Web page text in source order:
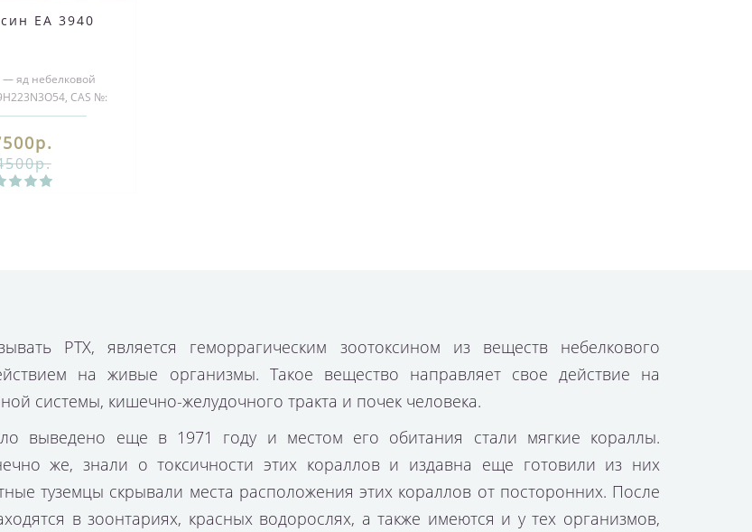
EA 3940
— яд небелковой
CAS №:
Содержится в
ко..
РТХ, является геморрагическим зоотоксином из веществ небелкового
на живые организмы. Такое вещество направляет свое действие на
системы, кишечно-желудочного тракта и почек человека.
выведено еще в 1971 году и местом его обитания стали мягкие кораллы.
же, знали о токсичности этих кораллов и издавна еще готовили из них
туземцы скрывали места расположения этих кораллов от посторонних. После
в зоонтариях, красных водорослях, а также имеются и у тех организмов,